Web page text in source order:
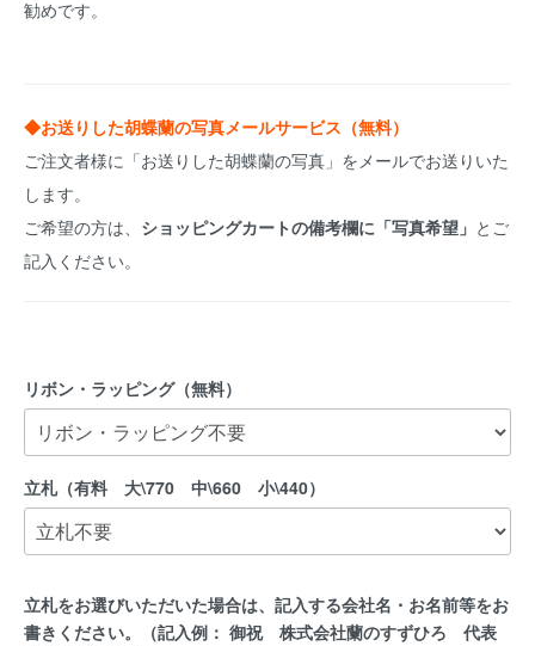
勧めです。
◆お送りした胡蝶蘭の写真メールサービス（無料）
ご注文者様に「お送りした胡蝶蘭の写真」をメールでお送りいた
します。
ご希望の方は、 ショッピングカートの備考欄に「写真希望」 とご
記入ください。
リボン・ラッピング（無料）
立札（有料 大\770 中\660 小\440）
立札をお選びいただいた場合は、記入する会社名・お名前等をお
書きください。（記入例： 御祝 株式会社蘭のすずひろ 代表